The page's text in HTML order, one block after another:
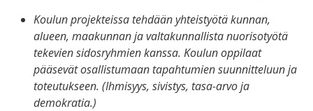
Koulun projekteissa tehdään yhteistyötä kunnan,
alueen, maakunnan ja valtakunnallista nuorisotyötä
tekevien sidosryhmien kanssa. Koulun oppilaat
pääsevät osallistumaan tapahtumien suunnitteluun ja
toteutukseen. (Ihmisyys, sivistys, tasa-arvo ja
demokratia.)